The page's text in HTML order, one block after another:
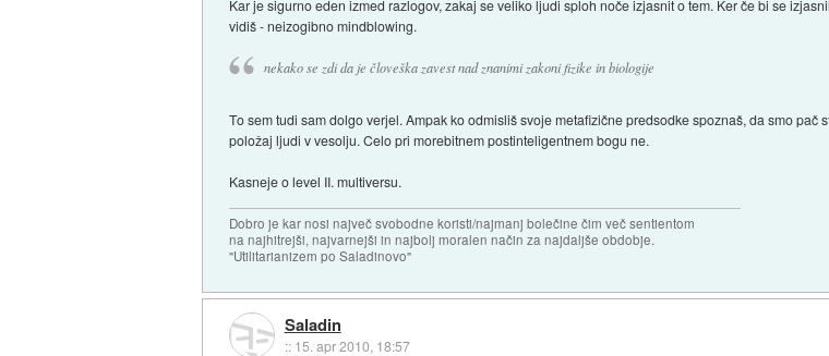
Kar je sigurno eden izmed razlogov, zakaj se veliko ljudi sploh noče izjasnit o tem. Ker če bi se
vidiš - neizogibno mindblowing.
nekako se zdi da je človeška zavest nad znanimi zakoni fizike in biologije
To sem tudi sam dolgo verjel. Ampak ko odmisliš svoje metafizične predsodke spoznaš, da smo
položaj ljudi v vesolju. Celo pri morebitnem postinteligentnem bogu ne.
Kasneje o level II. multiversu.
Dobro je kar nosi največ svobodne koristi/najmanj bolečine čim več sentientom
na najhitrejši, najvarnejši in najbolj moralen način za najdaljše obdobje.
"Utilitarianizem po Saladinovo"
Saladin
:: 15. apr 2010, 18:57